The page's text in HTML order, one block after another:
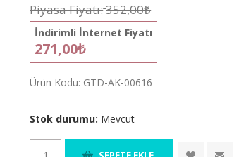
Piyasa Fiyatı:352,00₺
İndirimli İnternet Fiyatı
271,00₺
Ürün Kodu: GTD-AK-00616
Stok durumu: Mevcut